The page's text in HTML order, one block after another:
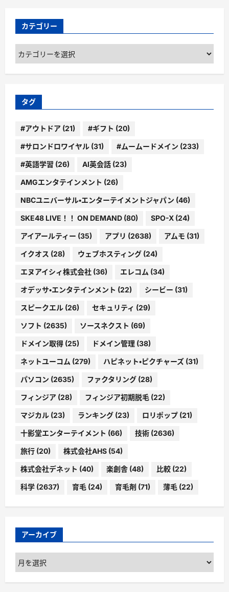
カテゴリー
カ
ゴ
ー
タグ
#アウトドア (21) #ギフト (20)
#サロンドロワイヤル (31) #ムームードメイン (233)
#英語学習 (26) AI英会話 (23)
AMGエンタテインメント (26)
NBCユニバーサル・エンターテイメントジャパン (46)
SKE48 LIVE！！ ON DEMAND (80) SPO-X (24)
アイアールティー (35) アプリ (2638) アムモ (31)
イクオス (28) ウェブホスティング (24)
エヌアイシィ株式会社 (36) エレコム (34)
オデッサ・エンタテインメント (22) シービー (31)
スピークエル (26) セキュリティ (29)
ソフト (2635) ソースネクスト (69)
ドメイン取得 (25) ドメイン管理 (38)
ネットユーコム (279) ハピネット・ピクチャーズ (31)
パソコン (2635) ファクタリング (28)
フィンジア (28) フィンジア初期脱毛 (22)
マジカル (23) ランキング (23) ロリポップ (21)
十影堂エンターテイメント (66) 技術 (2636)
旅行 (20) 株式会社AHS (54)
株式会社デネット (40) 楽創舎 (48) 比較 (22)
科学 (2637) 育毛 (24) 育毛剤 (71) 薄毛 (22)
アーカイブ
ア
ー
カ